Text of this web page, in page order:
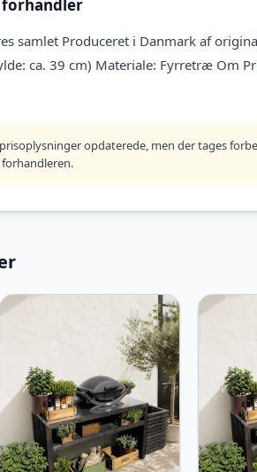
samlet Produceret i Danmark af
ca. 39 cm) Materiale: Fyrretræ Om
opdaterede, men der tages